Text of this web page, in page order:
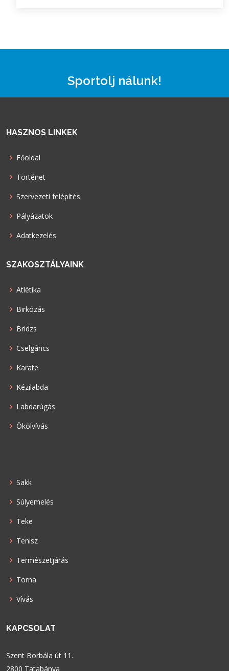
Sportolj nálunk!
HASZNOS LINKEK
Főoldal
Történet
Szervezeti felépítés
Pályázatok
Adatkezelés
SZAKOSZTÁLYAINK
Atlétika
Birkózás
Bridzs
Cselgáncs
Karate
Kézilabda
Labdarúgás
Ökölvívás
Sakk
Súlyemelés
Teke
Tenisz
Természetjárás
Torna
Vívás
KAPCSOLAT
Szent Borbála út 11.
2800 Tatabánya